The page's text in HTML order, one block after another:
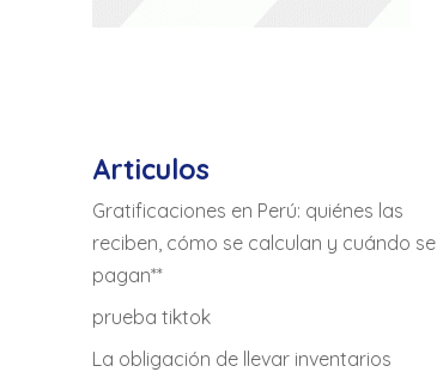
Articulos
Gratificaciones en Perú: quiénes las
reciben, cómo se calculan y cuándo se
pagan**
prueba tiktok
La obligación de llevar inventarios